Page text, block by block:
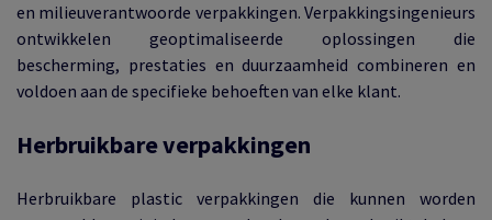
en milieuverantwoorde verpakkingen. Verpakkingsingenieurs
ontwikkelen geoptimaliseerde oplossingen die
bescherming, prestaties en duurzaamheid combineren en
voldoen aan de specifieke behoeften van elke klant.
Herbruikbare verpakkingen
Herbruikbare plastic verpakkingen die kunnen worden